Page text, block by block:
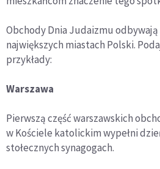
Obchody Dnia Judaizmu
największych miastach Polski.
przykłady:
Warszawa
Pierwszą część warszawskich
w Kościele katolickim wypełni
stołecznych synagogach.